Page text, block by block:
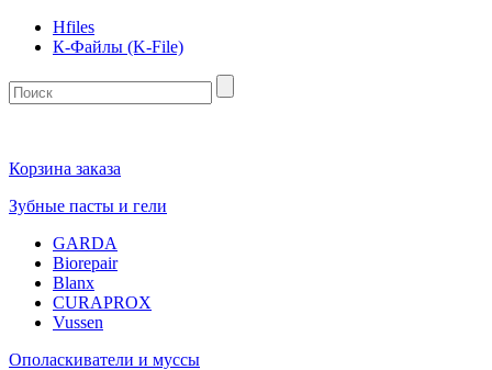
Hfiles
К-Файлы (K-File)
Корзина заказа
Зубные пасты и гели
GARDA
Biorepair
Blanx
CURAPROX
Vussen
Ополаскиватели и муссы